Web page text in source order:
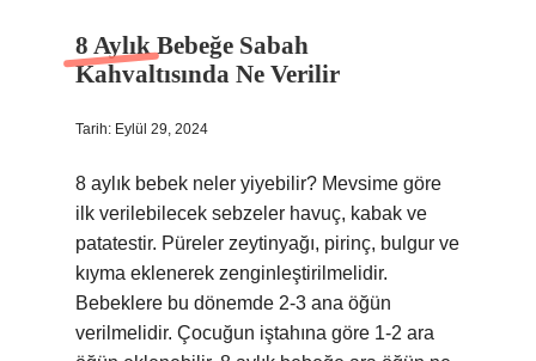
8 Aylık Bebeğe Sabah
Kahvaltısında Ne Verilir
Tarih: Eylül 29, 2024
8 aylık bebek neler yiyebilir? Mevsime göre
ilk verilebilecek sebzeler havuç, kabak ve
patatestir. Püreler zeytinyağı, pirinç, bulgur ve
kıyma eklenerek zenginleştirilmelidir.
Bebeklere bu dönemde 2-3 ana öğün
verilmelidir. Çocuğun iştahına göre 1-2 ara